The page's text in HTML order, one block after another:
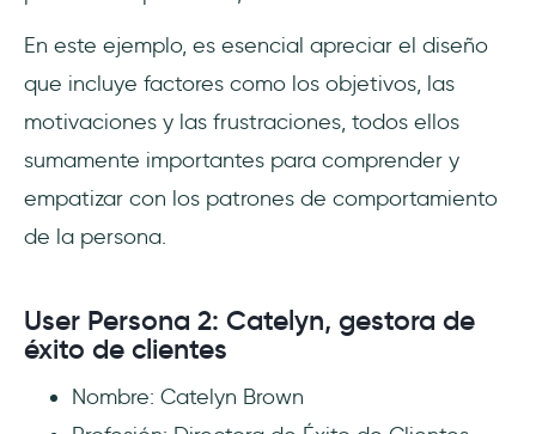
En este ejemplo, es esencial apreciar el diseño
que incluye factores como los objetivos, las
motivaciones y las frustraciones, todos ellos
sumamente importantes para comprender y
empatizar con los patrones de comportamiento
de la persona.
User Persona 2: Catelyn, gestora de
éxito de clientes
Nombre: Catelyn Brown